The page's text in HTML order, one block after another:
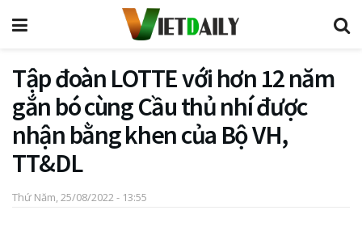
Tập đoàn LOTTE với hơn 12 năm
gắn bó cùng Cầu thủ nhí được
nhận bằng khen của Bộ VH,
TT&DL
Thứ Năm, 25/08/2022 - 13:55